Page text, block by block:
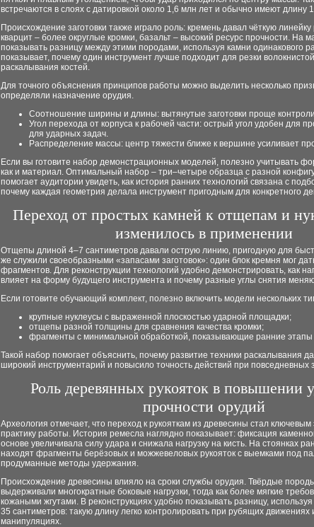
встречаются в слоях с датировкой около 1,6 млн лет и обычно имеют длину
Происхождение заготовки также играло роль: кремень давал чёткую
кварцит – более округлые кромки, базальт – высокий ресурс прочности. На
показывать разницу между этими породами, используя камни одинакового
показывает, почему один инструмент лучше подходит для резки
раскалывания костей.
Для точного объяснения принципов работы можно выделить несколько
определяли назначение орудия.
Соотношение ширины и длины: вытянутые заготовки проще
Угол перехода от корпуса к рабочей части: острый угол удобен для
для ударных задач.
Распределение массы: центр тяжести ближе к вершине усиливает
Если вы готовите набор демонстрационных моделей, полезно учитывать
как и материал. Оптимальный набор – три–четыре образца с разной
помогает аудитории увидеть, как история ранних технологий связана с
почему каждая геометрия делала инструмент пригодным для конкретного
Переход от простых камней к отщепам и
изменилось в применении
Отщепы длиной 4–7 сантиметров давали острую линию, пригодную для
же служили своеобразными «запасами заготовок»: один блок кремня мог
фрагментов. Для реконструкции технологий удобно демонстрировать, как
влияет на форму будущего инструмента и почему разные углы снятия
Если готовите обучающий комплект, полезно включить модели нескольких
крупные нуклеусы с выраженной плоскостью ударной площадки;
отщепы разной толщины для сравнения качества кромки;
фрагменты с минимальной обработкой, показывающие ранние
Такой набор помогает объяснить, почему развитие техники раскалывания
широкий инструментарий и повысило точность действий при повседневных
Роль деревянных рукояток в повышении
прочности орудий
Археология отмечает, что переход к рукояткам из древесины стал
практику работы. История ремесла наглядно показывает: фиксация
основе увеличивала силу удара и снижала нагрузку на кисть. На стоянках
находят фрагменты берёзовых и можжевеловых рукояток с выемками под
продуманные методы удержания.
Происхождение древесины влияло на сроки службы орудия. Твёрдые
выдерживали многократные боковые нагрузки, тогда как более мягкие
кожаными жгутами. В реконструкциях удобно показывать разницу,
35 сантиметров: такую длину легко контролировать при рубящих движениях
манипуляциях.